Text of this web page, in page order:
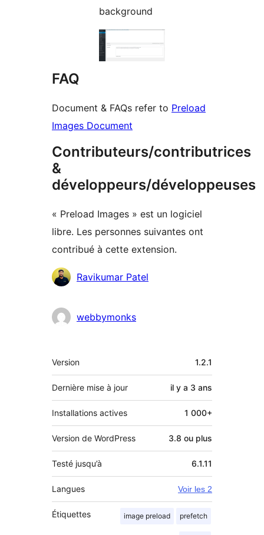
background
FAQ
Document & FAQs refer to Preload
Images Document
Contributeurs/contributrices
&
développeurs/développeuses
« Preload Images » est un logiciel
libre. Les personnes suivantes ont
contribué à cette extension.
Contributeurs
Ravikumar Patel
webbymonks
Méta
Version 1.2.1
Dernière mise à jour il y a 3 ans
Installations actives 1 000+
Version de WordPress 3.8 ou plus
Testé jusqu’à 6.1.11
Langues Voir les 2
Étiquettes image preload prefetch